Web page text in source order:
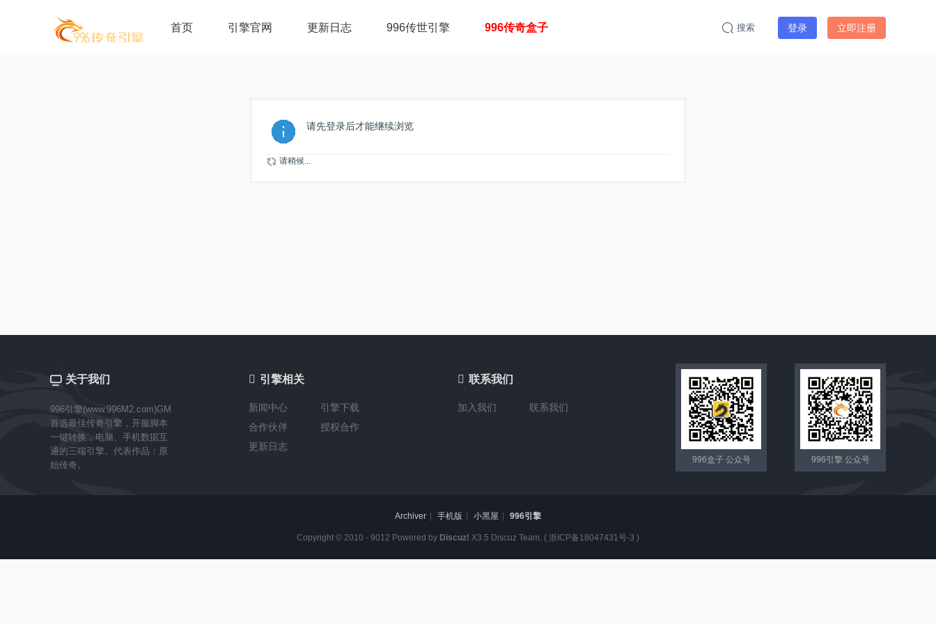
首页 引擎官网 更新日志 996传世引擎 996传奇盒子 搜索 登录 立即注册
请先登录后才能继续浏览
请稍候...
关于我们
996引擎(www.996M2.com)GM
首选最佳传奇引擎，开服脚本
一键转换，电脑、手机数据互
通的三端引擎。代表作品：原
始传奇。
 引擎相关
新闻中心
引擎下载
合作伙伴
授权合作
更新日志
 联系我们
加入我们 联系我们
996引擎 公众号
996盒子 公众号
Archiver 手机版 小黑屋 996引擎
Copyright © 2010 - 9012 Powered by Discuz! X3.5 Discuz Team. ( 浙ICP备18047431号-3 )